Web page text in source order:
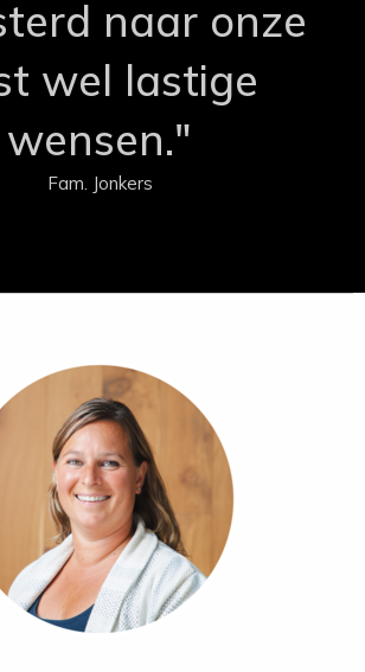
naar onze
wel lastige
wensen."
Fam. Jonkers